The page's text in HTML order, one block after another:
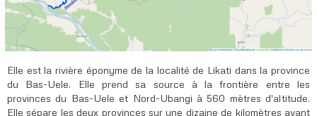
Elle est la rivière éponyme de la localité de Likati dans la province
du Bas-Uele. Elle prend sa source à la frontière entre les
provinces du Bas-Uele et Nord-Ubangi à 560 mètres d'altitude.
Elle sépare les deux provinces sur une dizaine de kilomètres avant